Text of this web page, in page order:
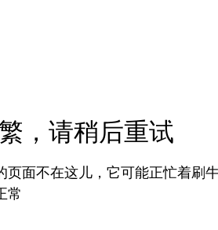
，请稍后重试
页面不在这儿，它可能正忙着刷
常